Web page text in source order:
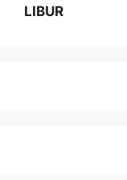
LIBUR